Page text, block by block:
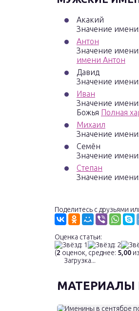
Акакий
Значение
Антон
Значение
имени Антон
Давид
Значение
Иван
Значение
Божья Полная
Михаил
Значение
Семён
Значение
Степан
Значение
Поделитесь с друзьями
Оценка статьи:
(2 оценок, среднее: 5,00
Загрузка...
МАТЕРИАЛЫ